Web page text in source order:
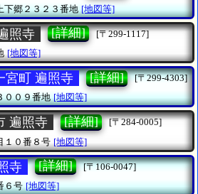
下郷２３２３番地 [地図等]
照寺 [詳細]
[〒299-1117]
[地図等]
宮町 遍照寺 [詳細]
[〒299-4303]
００９番地 [地図等]
遍照寺 [詳細]
[〒284-0005]
１０番８号 [地図等]
寺 [詳細]
[〒106-0047]
６号 [地図等]